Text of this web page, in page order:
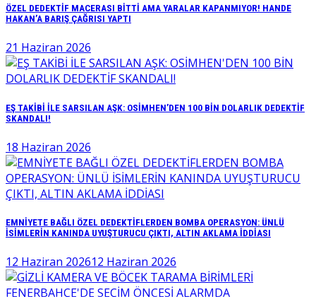
ÖZEL DEDEKTİF MACERASI BİTTİ AMA YARALAR KAPANMIYOR! HANDE
HAKAN’A BARIŞ ÇAĞRISI YAPTI
21 Haziran 2026
EŞ TAKİBİ İLE SARSILAN AŞK: OSİMHEN’DEN 100 BİN DOLARLIK DEDEKTİF
SKANDALI!
18 Haziran 2026
EMNİYETE BAĞLI ÖZEL DEDEKTİFLERDEN BOMBA OPERASYON: ÜNLÜ
İSİMLERİN KANINDA UYUŞTURUCU ÇIKTI, ALTIN AKLAMA İDDİASI
12 Haziran 202612 Haziran 2026